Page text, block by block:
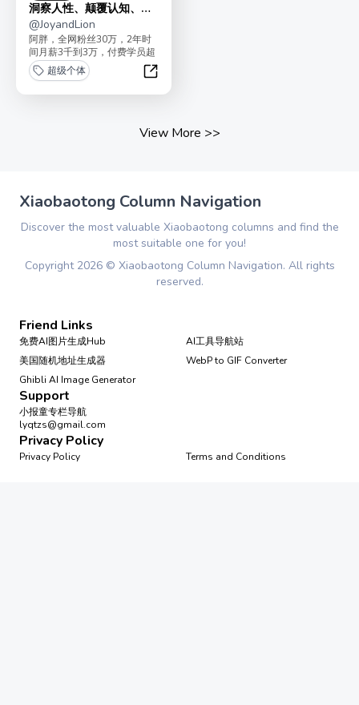
洞察人性、颠覆认知、重
塑大脑
@JoyandLion
阿胖，全网粉丝30万，2年时
间月薪3千到3万，付费学员超
千人为什么你总被利用、欺
骗、套路因为你对人性...
超级个体
洞察人性、颠覆认知、重塑大脑
View More >>
Xiaobaotong Column Navigation
Discover the most valuable Xiaobaotong columns and find the
most suitable one for you!
Copyright 2026© Xiaobaotong Column Navigation. All rights
reserved.
Friend Links
免费AI图片生成Hub
AI工具导航站
美国随机地址生成器
WebP to GIF Converter
Ghibli AI Image Generator
Support
小报童专栏导航
lyqtzs@gmail.com
Privacy Policy
Privacy Policy Terms and Conditions